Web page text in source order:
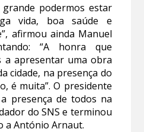
podermos estar
vida, boa saúde e
afirmou ainda Manuel
“A honra que
a apresentar uma obra
cidade, na presença do
é muita”. O presidente
presença de todos na
do SNS e terminou
a António Arnaut.